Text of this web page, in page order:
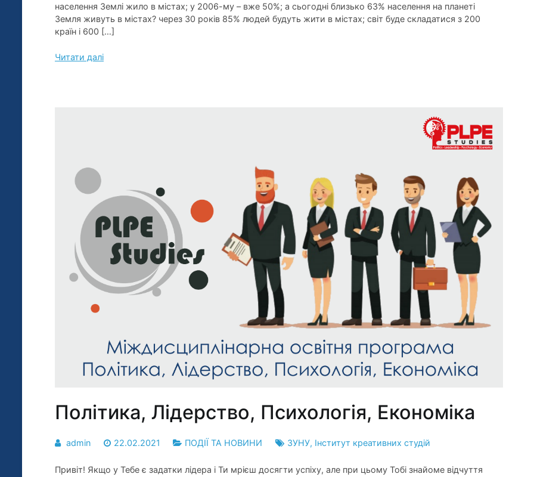
населення Землі жило в містах; у 2006-му – вже 50%; а сьогодні близько 63% населення на планеті
Земля живуть в містах? через 30 років 85% людей будуть жити в містах; світ буде складатися з 200
країн і 600 […]
Читати далі
Політика, Лідерство, Психологія, Економіка
admin 22.02.2021 ПОДІЇ ТА НОВИНИ ЗУНУ, Інститут креативних студій
Привіт! Якщо у Тебе є задатки лідера і Ти мрієш досягти успіху, але при цьому Тобі знайоме відчуття